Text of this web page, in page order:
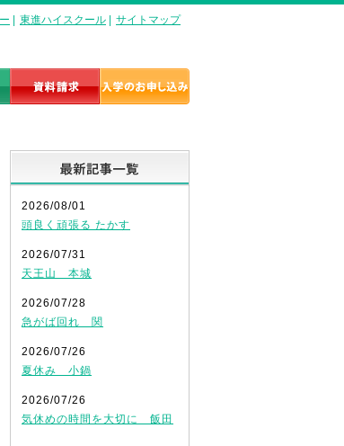
東進ハイスクール サイトマップ
2026/08/01
頭良く頑張る たかす
2026/07/31
天王山 本城
2026/07/28
急がば回れ 関
2026/07/26
夏休み 小鍋
2026/07/26
気休めの時間を大切に 飯田